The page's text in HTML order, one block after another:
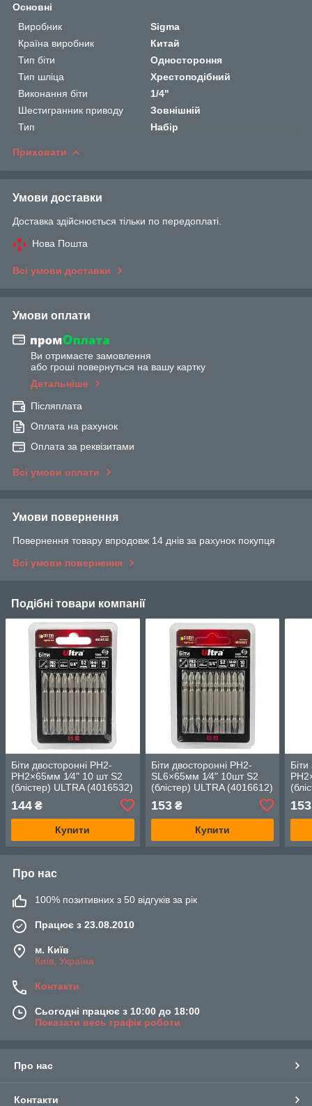
Основні
Виробник
Sigma
Країна виробник
Китай
Тип біти
Одностороння
Тип шліца
Хрестоподібний
Виконання біти
1/4"
Шестигранник приводу
Зовнішній
Тип
Набір
Приховати
Умови доставки
Доставка здійснюється тільки по передоплаті.
Нова Пошта
Всі умови доставки
Умови оплати
Ви отримаєте замовлення
або гроші повернуться на вашу картку
Детальніше
Післяплата
Оплата на рахунок
Оплата за реквізитами
Всі умови оплати
Умови повернення
Повернення товару впродовж 14 днів за рахунок покупця
Всі умови повернення
Подібні товари компанії
Біти двосторонні PH2-
PH2×65мм 1⁄4" 10 шт S2
(блістер) ULTRA (4016532)
144 ₴
Купити
Біти двосторонні PH2-
SL6×65мм 1⁄4" 10шт S2
(блістер) ULTRA (4016612)
153₴
Купити
153
Про нас
100% позитивних з 50 відгуків за рік
Працює з 23.08.2010
м. Київ
Київ, Україна
Контакти
Сьогодні працює з 10:00 до 18:00
Показати весь графік роботи
Про нас
Контакти